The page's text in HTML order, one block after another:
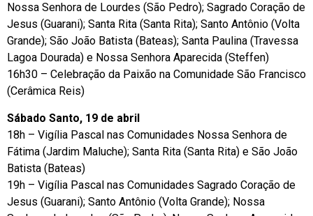
Nossa Senhora de Lourdes (São Pedro); Sagrado Coração de
Jesus (Guarani); Santa Rita (Santa Rita); Santo Antônio (Volta
Grande); São João Batista (Bateas); Santa Paulina (Travessa
Lagoa Dourada) e Nossa Senhora Aparecida (Steffen)
16h30 – Celebração da Paixão na Comunidade São Francisco
(Cerâmica Reis)
Sábado Santo, 19 de abril
18h – Vigília Pascal nas Comunidades Nossa Senhora de
Fátima (Jardim Maluche); Santa Rita (Santa Rita) e São João
Batista (Bateas)
19h – Vigília Pascal nas Comunidades Sagrado Coração de
Jesus (Guarani); Santo Antônio (Volta Grande); Nossa